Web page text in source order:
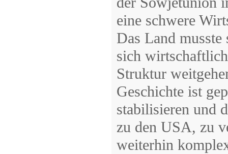
eine schwere
Das Land
sich
Struktur
Geschichte ist
stabilisieren und
zu den USA, zu
weiterhin